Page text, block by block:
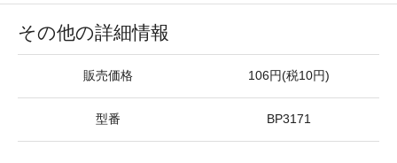
その他の詳細情報
販売価格 106円(税10円)
型番 BP3171